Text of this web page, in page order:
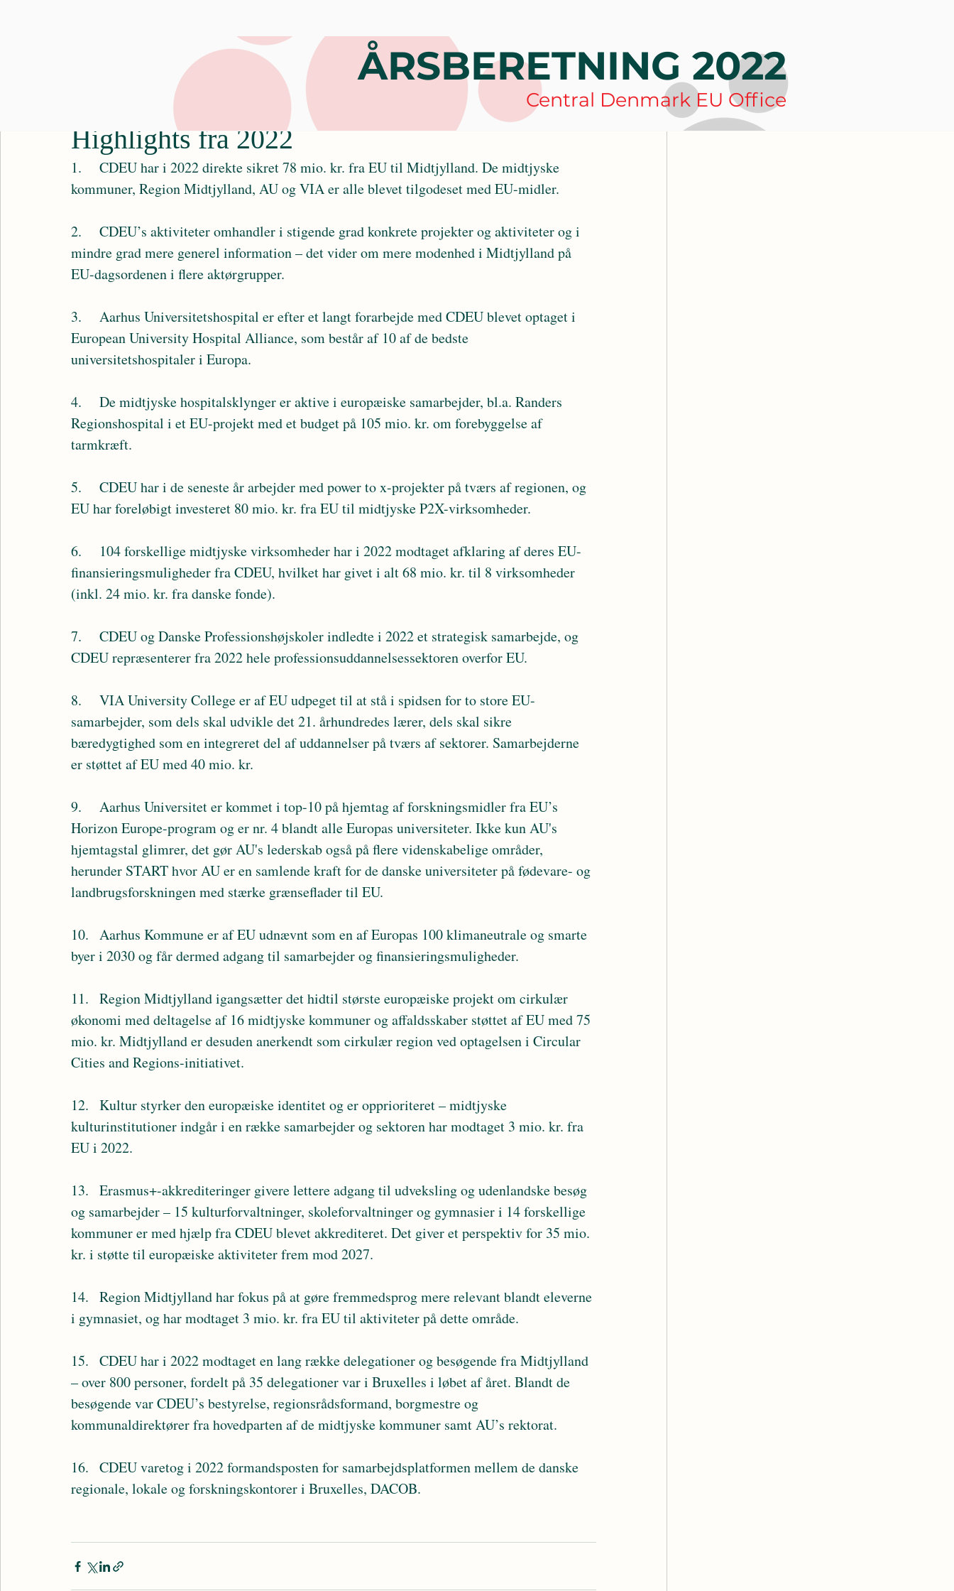
ÅRSBERETNING 2022
Central Denmark EU Office
Highlights fra 2022
1.	CDEU har i 2022 direkte sikret 78 mio. kr. fra EU til Midtjylland. De midtjyske
kommuner, Region Midtjylland, AU og VIA er alle blevet tilgodeset med EU-midler.
2.	CDEU’s aktiviteter omhandler i stigende grad konkrete projekter og aktiviteter og i
mindre grad mere generel information – det vider om mere modenhed i Midtjylland på
EU-dagsordenen i flere aktørgrupper.
3.	Aarhus Universitetshospital er efter et langt forarbejde med CDEU blevet optaget i
European University Hospital Alliance, som består af 10 af de bedste
universitetshospitaler i Europa.
4.	De midtjyske hospitalsklynger er aktive i europæiske samarbejder, bl.a. Randers
Regionshospital i et EU-projekt med et budget på 105 mio. kr. om forebyggelse af
tarmkræft.
5.	CDEU har i de seneste år arbejder med power to x-projekter på tværs af regionen, og
EU har foreløbigt investeret 80 mio. kr. fra EU til midtjyske P2X-virksomheder.
6.	104 forskellige midtjyske virksomheder har i 2022 modtaget afklaring af deres EU-
finansieringsmuligheder fra CDEU, hvilket har givet i alt 68 mio. kr. til 8 virksomheder
(inkl. 24 mio. kr. fra danske fonde).
7.	CDEU og Danske Professionshøjskoler indledte i 2022 et strategisk samarbejde, og
CDEU repræsenterer fra 2022 hele professionsuddannelsessektoren overfor EU.
8.	VIA University College er af EU udpeget til at stå i spidsen for to store EU-
samarbejder, som dels skal udvikle det 21. århundredes lærer, dels skal sikre
bæredygtighed som en integreret del af uddannelser på tværs af sektorer. Samarbejderne
er støttet af EU med 40 mio. kr.
9.	Aarhus Universitet er kommet i top-10 på hjemtag af forskningsmidler fra EU’s
Horizon Europe-program og er nr. 4 blandt alle Europas universiteter. Ikke kun AU's
hjemtagstal glimrer, det gør AU's lederskab også på flere videnskabelige områder,
herunder START hvor AU er en samlende kraft for de danske universiteter på fødevare- og
landbrugsforskningen med stærke grænseflader til EU.
10.	Aarhus Kommune er af EU udnævnt som en af Europas 100 klimaneutrale og smarte
byer i 2030 og får dermed adgang til samarbejder og finansieringsmuligheder.
11.	Region Midtjylland igangsætter det hidtil største europæiske projekt om cirkulær
økonomi med deltagelse af 16 midtjyske kommuner og affaldsskaber støttet af EU med 75
mio. kr. Midtjylland er desuden anerkendt som cirkulær region ved optagelsen i Circular
Cities and Regions-initiativet.
12.	Kultur styrker den europæiske identitet og er opprioriteret – midtjyske
kulturinstitutioner indgår i en række samarbejder og sektoren har modtaget 3 mio. kr. fra
EU i 2022.
13.	Erasmus+-akkrediteringer givere lettere adgang til udveksling og udenlandske besøg
og samarbejder – 15 kulturforvaltninger, skoleforvaltninger og gymnasier i 14 forskellige
kommuner er med hjælp fra CDEU blevet akkrediteret. Det giver et perspektiv for 35 mio.
kr. i støtte til europæiske aktiviteter frem mod 2027.
14.	Region Midtjylland har fokus på at gøre fremmedsprog mere relevant blandt eleverne
i gymnasiet, og har modtaget 3 mio. kr. fra EU til aktiviteter på dette område.
15.	CDEU har i 2022 modtaget en lang række delegationer og besøgende fra Midtjylland
– over 800 personer, fordelt på 35 delegationer var i Bruxelles i løbet af året. Blandt de
besøgende var CDEU’s bestyrelse, regionsrådsformand, borgmestre og
kommunaldirektører fra hovedparten af de midtjyske kommuner samt AU’s rektorat.
16.	CDEU varetog i 2022 formandsposten for samarbejdsplatformen mellem de danske
regionale, lokale og forskningskontorer i Bruxelles, DACOB.